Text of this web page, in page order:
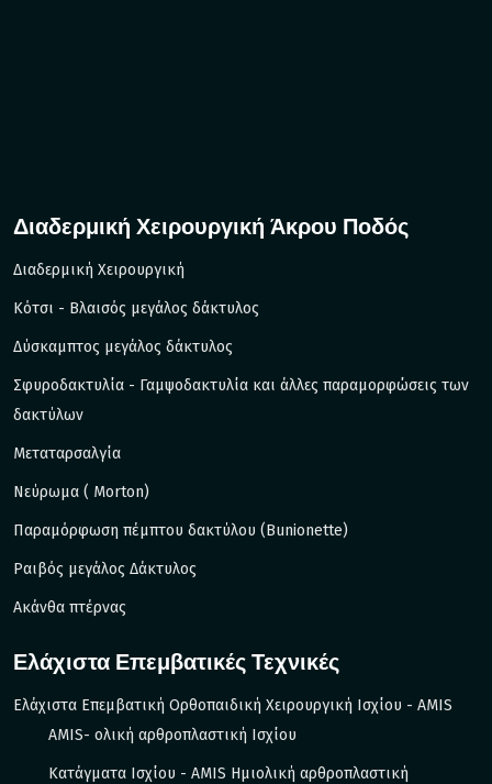
Διαδερμική Χειρουργική Άκρου Ποδός
Διαδερμική Χειρουργική
Kότσι - Βλαισός μεγάλος δάκτυλος
Δύσκαμπτος μεγάλος δάκτυλος
Σφυροδακτυλία - Γαμψοδακτυλία και άλλες παραμορφώσεις των
δακτύλων
Μεταταρσαλγία
Νεύρωμα ( Morton)
Παραμόρφωση πέμπτου δακτύλου (Bunionette)
Ραιβός μεγάλος Δάκτυλος
Ακάνθα πτέρνας
Ελάχιστα Επεμβατικές Τεχνικές
Ελάχιστα Επεμβατική Ορθοπαιδική Χειρουργική Ισχίου - AMIS
AMIS- ολική αρθροπλαστική Ισχίου
Κατάγματα Ισχίου - ΑΜIS Ημιολική αρθροπλαστική